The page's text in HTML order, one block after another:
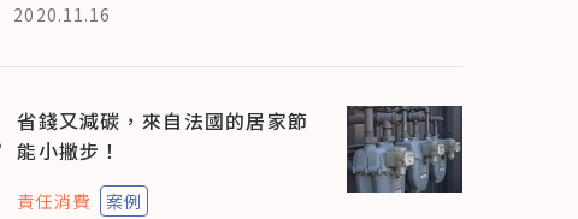
2020.11.16
省錢又減碳，來自法國的居家節
能小撇步！
責任消費
案例